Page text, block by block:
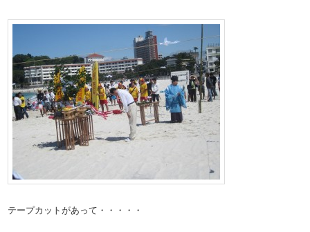
テープカットがあって・・・・・